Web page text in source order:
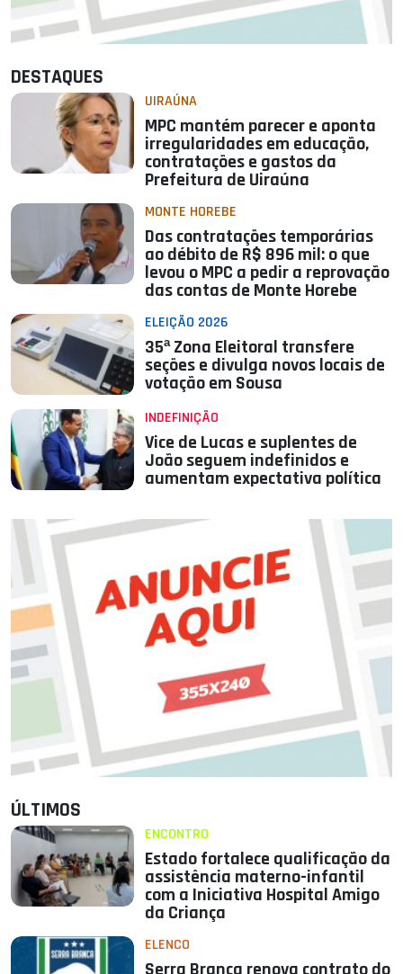
DESTAQUES
UIRAÚNA
MPC mantém parecer e aponta
irregularidades em educação,
contratações e gastos da
Prefeitura de Uiraúna
MONTE HOREBE
Das contratações temporárias
ao débito de R$ 896 mil: o que
levou o MPC a pedir a reprovação
das contas de Monte Horebe
ELEIÇÃO 2026
35ª Zona Eleitoral transfere
seções e divulga novos locais de
votação em Sousa
INDEFINIÇÃO
Vice de Lucas e suplentes de
João seguem indefinidos e
aumentam expectativa política
ÚLTIMOS
ENCONTRO
Estado fortalece qualificação da
assistência materno-infantil
com a Iniciativa Hospital Amigo
da Criança
ELENCO